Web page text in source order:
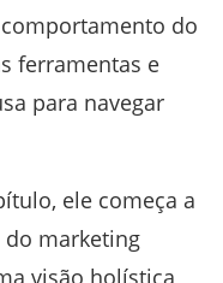
do
ferramentas e
para navegar
ele começa a
do marketing
visão holística